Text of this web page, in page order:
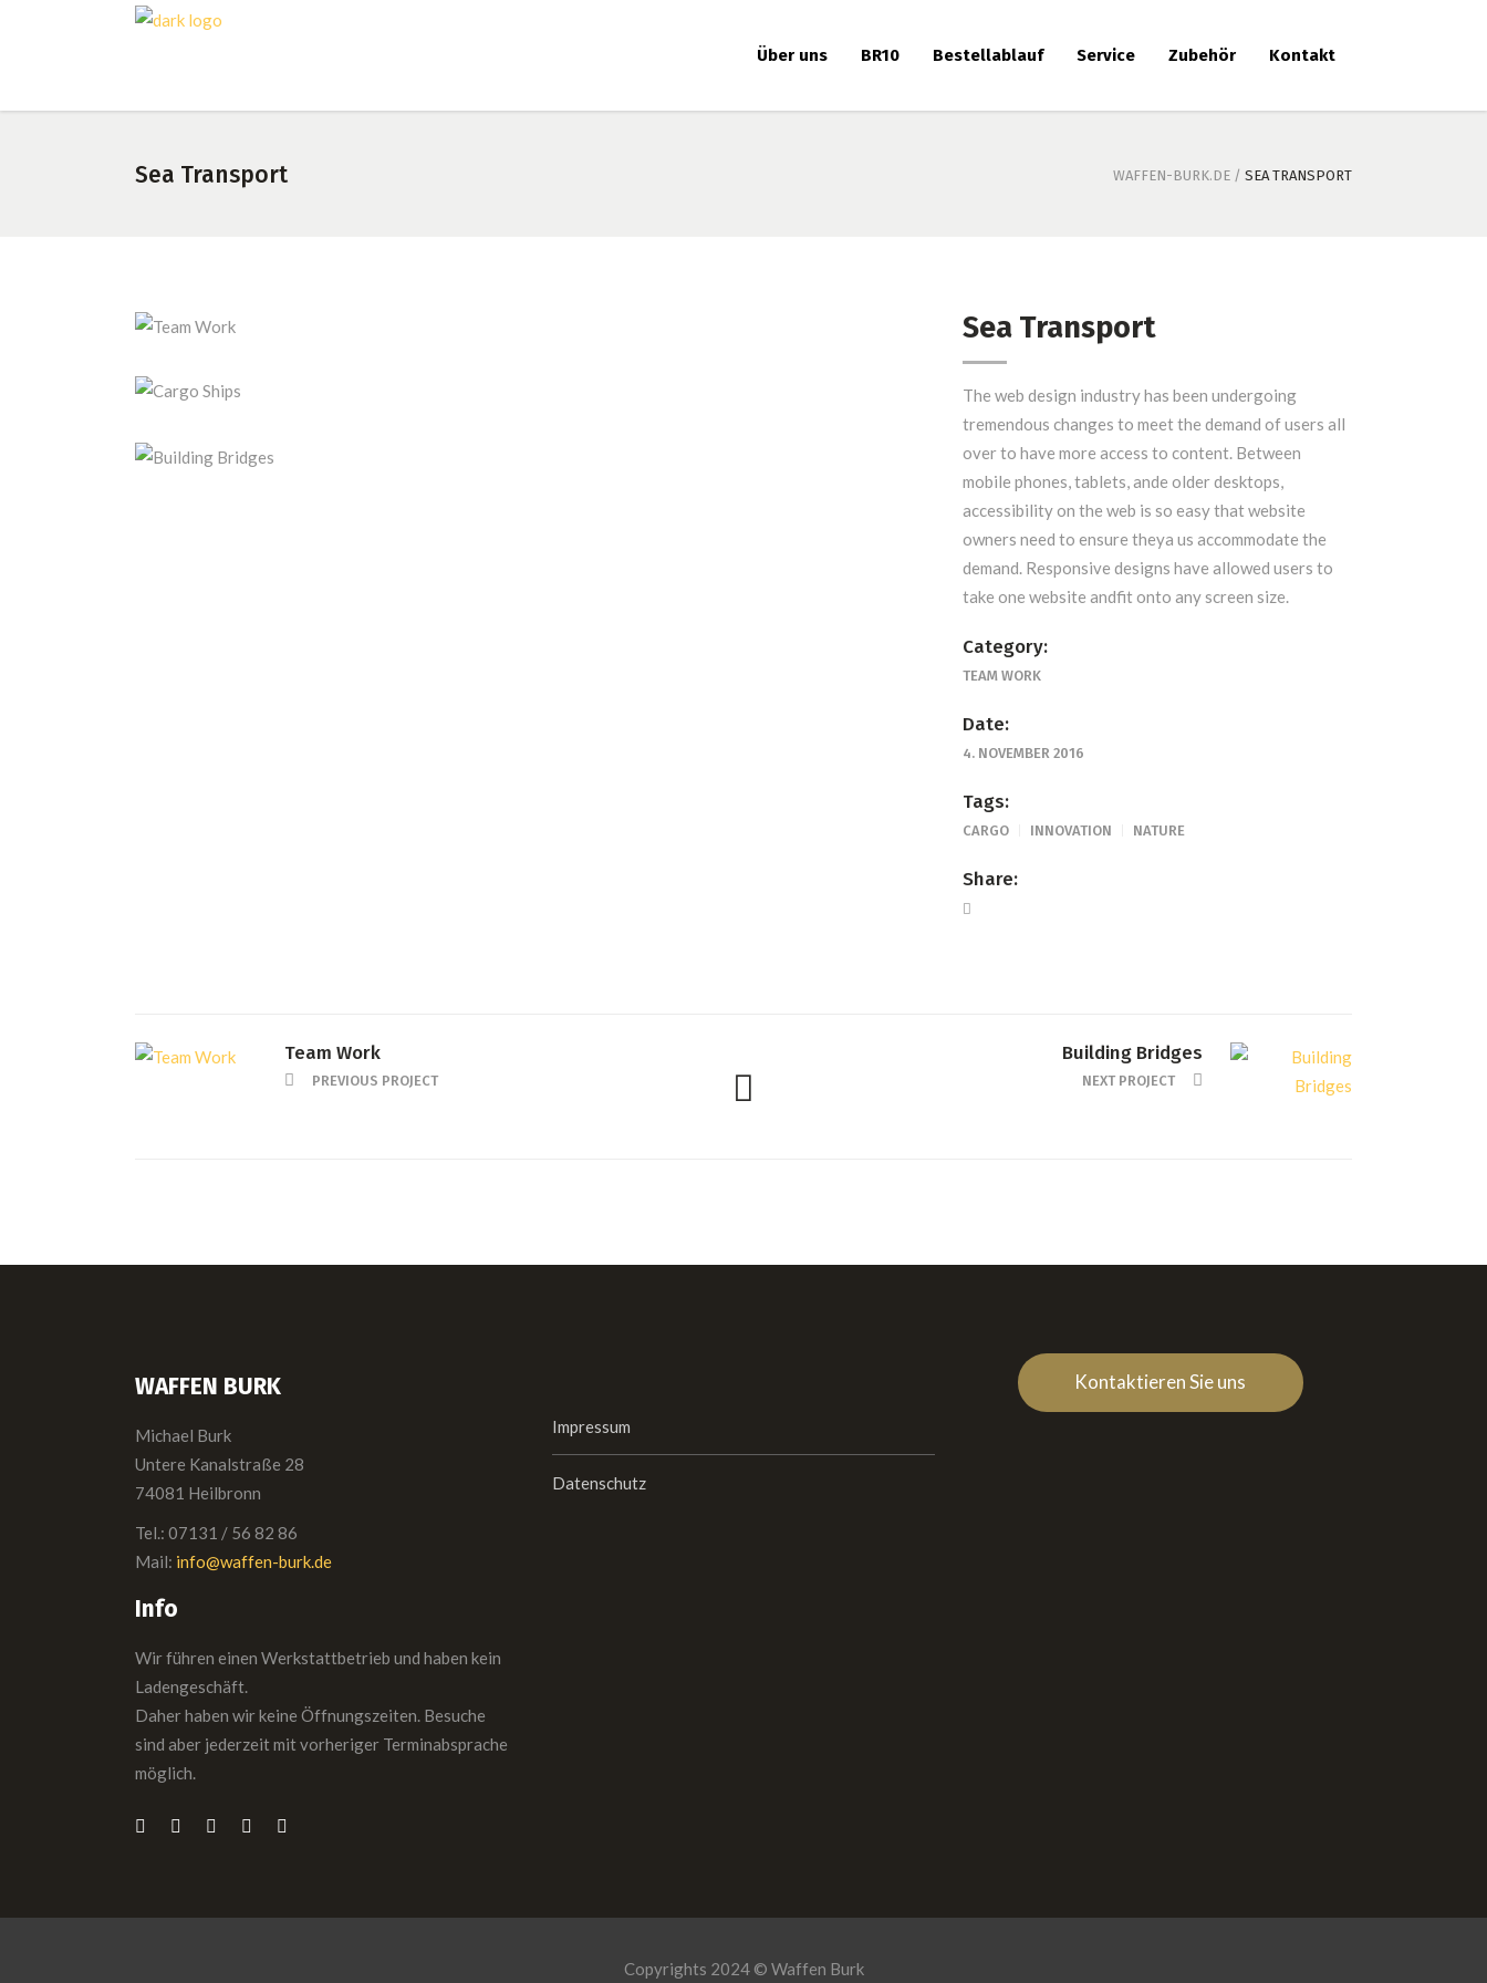
Über uns BR10 Bestellablauf Service Zubehör Kontakt
Sea Transport WAFFEN-BURK.DE / SEA TRANSPORT
Sea Transport
The web design industry has been undergoing
tremendous changes to meet the demand of users all
over to have more access to content. Between
mobile phones, tablets, ande older desktops,
accessibility on the web is so easy that website
owners need to ensure theya us accommodate the
demand. Responsive designs have allowed users to
take one website andfit onto any screen size.
Category:
TEAM WORK
Date:
4. NOVEMBER 2016
Tags:
CARGO INNOVATION NATURE
Share:
Team Work
PREVIOUS PROJECT
Building Bridges
NEXT PROJECT
WAFFEN BURK
Michael Burk
Untere Kanalstraße 28
74081 Heilbronn
Tel.: 07131 / 56 82 86
Mail: info@waffen-burk.de
Info
Wir führen einen Werkstattbetrieb und haben kein
Ladengeschäft.
Daher haben wir keine Öffnungszeiten. Besuche
sind aber jederzeit mit vorheriger Terminabsprache
möglich.
Impressum
Datenschutz
Kontaktieren Sie uns
Copyrights 2024 © Waffen Burk